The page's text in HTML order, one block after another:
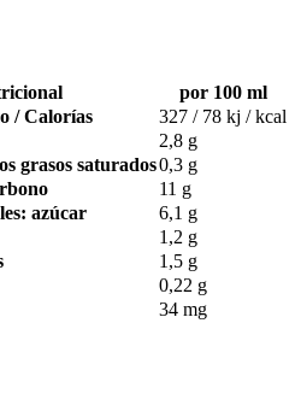
por 100 ml
/ Calorías
327 / 78 kj / kcal
2,8 g
grasos saturados0,3 g
11 g
azúcar
6,1 g
1,2 g
1,5 g
0,22 g
34 mg